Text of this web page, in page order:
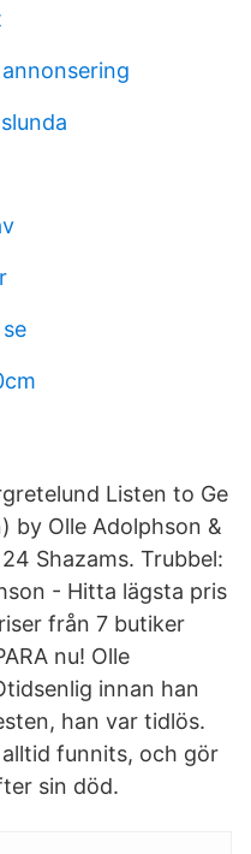
Listen to Ge
by Olle Adolphson &
Shazams. Trubbel:
- Hitta lägsta pris
från 7 butiker
nu! Olle
innan han
han var tidlös.
funnits, och gör
sin död.